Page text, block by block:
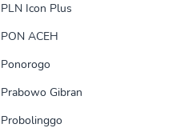
PLN Icon Plus
PON ACEH
Ponorogo
Prabowo Gibran
Probolinggo